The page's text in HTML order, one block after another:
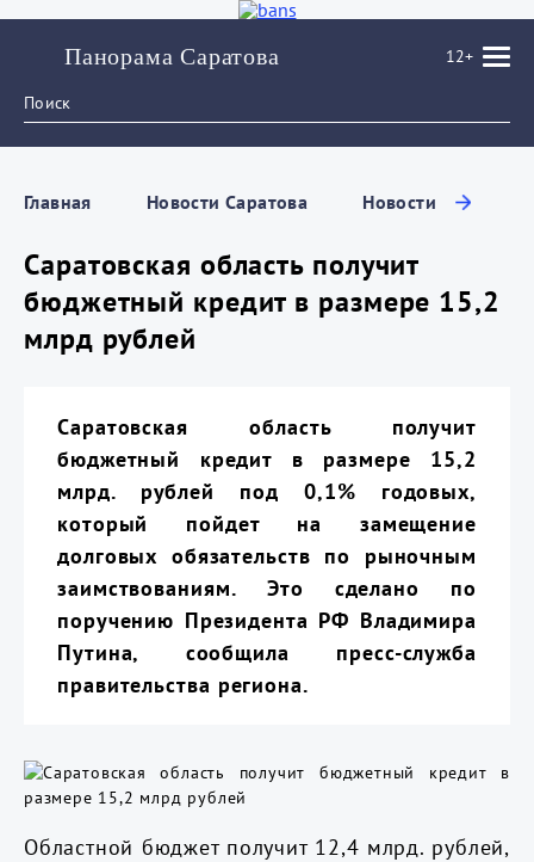
Панорама Саратова 12+
Главная Новости Саратова Новости
Саратовская область получит
бюджетный кредит в размере 15,2
млрд рублей
Саратовская область получит
бюджетный кредит в размере 15,2
млрд. рублей под 0,1% годовых,
который пойдет на замещение
долговых обязательств по рыночным
заимствованиям. Это сделано по
поручению Президента РФ Владимира
Путина, сообщила пресс-служба
правительства региона.
Областной бюджет получит 12,4 млрд. рублей,